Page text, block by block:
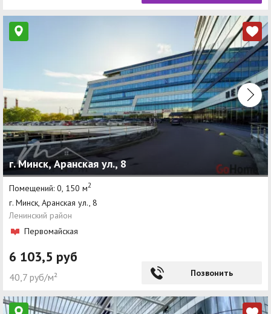
г. Минск, Аранская ул., 8
Помещений: 0, 150 м2
г. Минск, Аранская ул., 8
Ленинский район
Первомайская
6 103,5 руб
40,7 руб/м² Позвонить